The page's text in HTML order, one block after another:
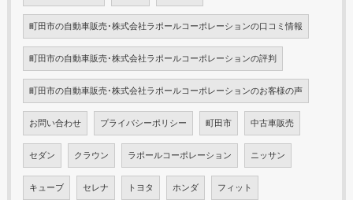
町田市の自動車販売･株式会社ラポールコーポレーションの口コミ情報
町田市の自動車販売･株式会社ラポールコーポレーションの評判
町田市の自動車販売･株式会社ラポールコーポレーションのお客様の声
お問い合わせ プライバシーポリシー 町田市 中古車販売
セダン クラウン ラポールコーポレーション ニッサン
キューブ セレナ トヨタ ホンダ フィット